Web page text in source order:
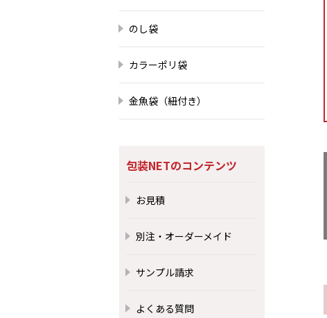
のし袋
カラーポリ袋
金魚袋（紐付き）
包装NETのコンテンツ
お見積
別注・オーダーメイド
サンプル請求
よくある質問